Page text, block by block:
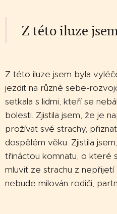
Z této iluze
Z této iluze jsem byla
jezdit na různé sebe-
setkala s lidmi, kteří se
bolesti. Zjistila jsem, že je
prožívat své strachy,
dospělém věku. Zjistila
třináctou komnatu, o které
mluvit ze strachu z
nebude milován rodiči,